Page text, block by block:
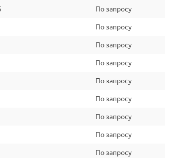
По запросу
По запросу
По запросу
По запросу
По запросу
По запросу
По запросу
По запросу
По запросу